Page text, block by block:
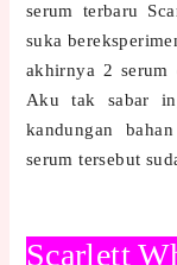
serum terbaru
suka
akhirnya 2 serum
Aku tak sabar
kandungan
serum tersebut
Scarlett